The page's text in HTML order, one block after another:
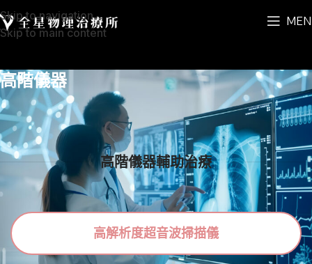
Skip to navigation
Skip to main content
高階儀器
高階儀器輔助治療
高解析度超音波掃描儀